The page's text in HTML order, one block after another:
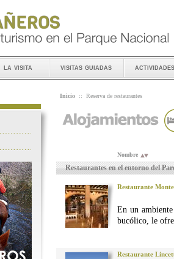
la visita visitas guiadas actividades
Inicio :: Reserva de restaurantes
Nombre
Restaurantes en el entorno del
Restaurante
En un
bucólico, le
Restaurante